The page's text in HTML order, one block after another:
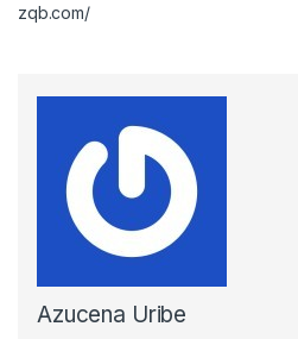
zqb.com/
Azucena Uribe